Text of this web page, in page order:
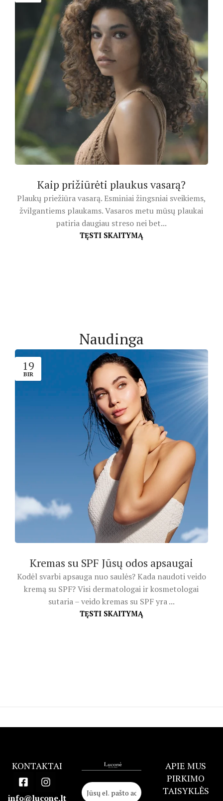
Kaip prižiūrėti plaukus vasarą?
Plaukų priežiūra vasarą. Esminiai žingsniai sveikiems,
žvilgantiems plaukams. Vasaros metu mūsų plaukai
patiria daugiau streso nei bet...
TĘSTI SKAITYMĄ
Naudinga
19
BIR
Kremas su SPF Jūsų odos apsaugai
Kodėl svarbi apsauga nuo saulės? Kada naudoti veido
kremą su SPF? Visi dermatologai ir kosmetologai
sutaria – veido kremas su SPF yra ...
TĘSTI SKAITYMĄ
KONTAKTAI
info@lucone.lt
APIE MUS
PIRKIMO
TAISYKLĖS